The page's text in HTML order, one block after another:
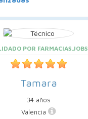
POR FARMACIAS.JOBS
Tamara
34 años
Valencia